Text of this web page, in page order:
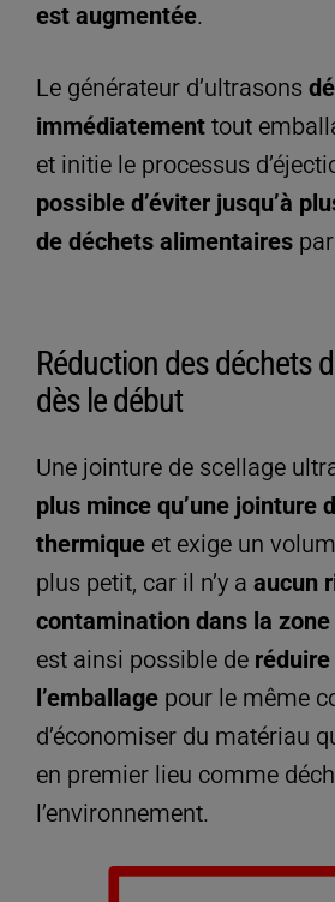
est augmentée.
Le générateur d’ultrasons
immédiatement tout
et initie le processus
possible d’éviter jusqu’à
de déchets alimentaires
Réduction des déchets
dès le début
Une jointure de scellage
plus mince qu’une jointure
thermique et exige un
plus petit, car il n’y a aucun
contamination dans la
est ainsi possible de
l’emballage pour le même
d’économiser du matériau
en premier lieu comme
l’environnement.